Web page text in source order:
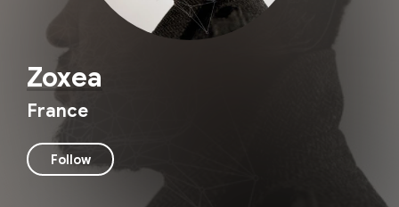
Zoxea
France
Follow